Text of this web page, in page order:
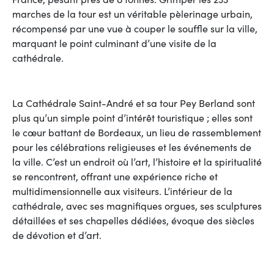
marches de la tour est un véritable pèlerinage urbain,
récompensé par une vue à couper le souffle sur la ville,
marquant le point culminant d’une visite de la
cathédrale.
La Cathédrale Saint-André et sa tour Pey Berland sont
plus qu’un simple point d’intérêt touristique ; elles sont
le cœur battant de Bordeaux, un lieu de rassemblement
pour les célébrations religieuses et les événements de
la ville. C’est un endroit où l’art, l’histoire et la spiritualité
se rencontrent, offrant une expérience riche et
multidimensionnelle aux visiteurs. L’intérieur de la
cathédrale, avec ses magnifiques orgues, ses sculptures
détaillées et ses chapelles dédiées, évoque des siècles
de dévotion et d’art.